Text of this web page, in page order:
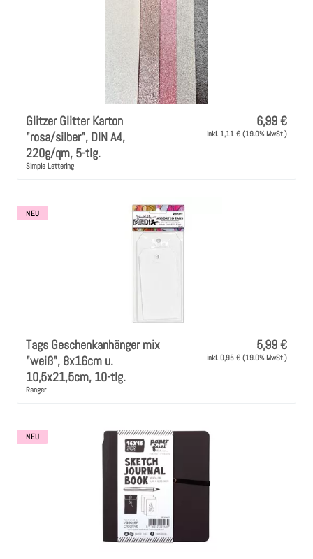
Glitzer Glitter Karton
"rosa/silber", DIN A4,
220g/qm, 5-tlg.
Simple Lettering
6,99 €
inkl. 1,11 € (19.0% MwSt.)
NEU
Tags Geschenkanhänger mix
"weiß", 8x16cm u.
10,5x21,5cm, 10-tlg.
Ranger
5,99 €
inkl. 0,95 € (19.0% MwSt.)
NEU